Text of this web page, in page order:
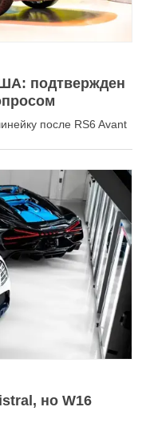
подтвержден
после RS6 Avant
но W16